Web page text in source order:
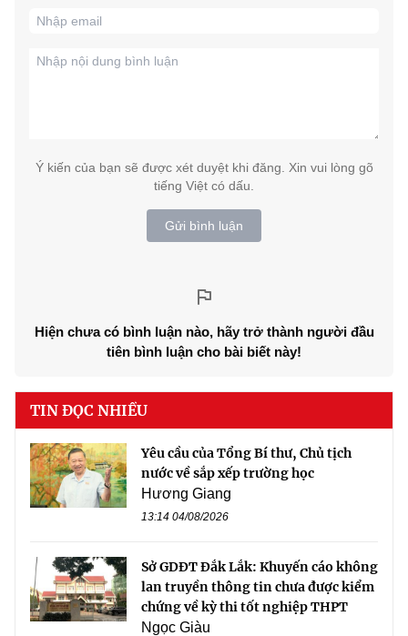
Ý kiến của bạn sẽ được xét duyệt khi đăng. Xin vui lòng gõ
tiếng Việt có dấu.
Gửi bình luận
Hiện chưa có bình luận nào, hãy trở thành người đầu
tiên bình luận cho bài biết này!
TIN ĐỌC NHIỀU
Yêu cầu của Tổng Bí thư, Chủ tịch
nước về sắp xếp trường học
Hương Giang
13:14 04/08/2026
Sở GDĐT Đắk Lắk: Khuyến cáo không
lan truyền thông tin chưa được kiểm
chứng về kỳ thi tốt nghiệp THPT
Ngọc Giàu